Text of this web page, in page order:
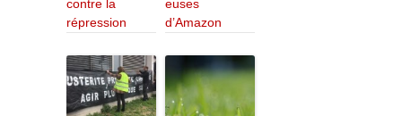
contre la
répression
euses
d’Amazon